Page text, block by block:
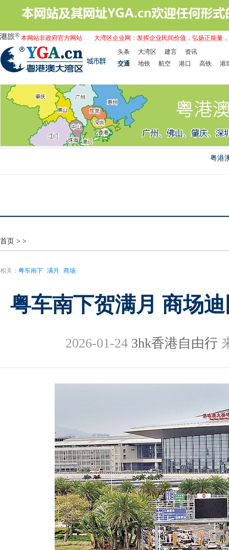
本网站非政府官方网站
大湾区企业网：发挥企业民间价值，弘扬正能量
头条
大湾区 建言
资讯
交通
地铁 航空 港口 高铁 港
粤港
首页 > >
相关： 粤车南下 满月 商场
粤车南下贺满月 商场
2026-01-24 3hk香港自由行